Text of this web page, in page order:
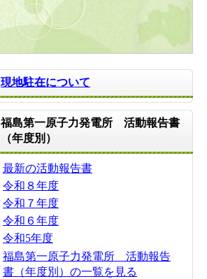
現地駐在について
福島第一原子力発電所 活動報告書
（年度別）
最新の活動報告書
令和８年度
令和７年度
令和６年度
令和5年度
福島第一原子力発電所 活動報告
書（年度別）の一覧を見る